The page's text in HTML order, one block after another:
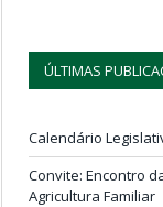
ÚLTIMAS
Calendário
Convite: Encontro
Agricultura Familiar